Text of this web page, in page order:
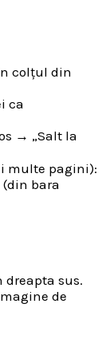
colțul din
ca
→ „Salt la
multe pagini):
(din bara
dreapta sus.
de